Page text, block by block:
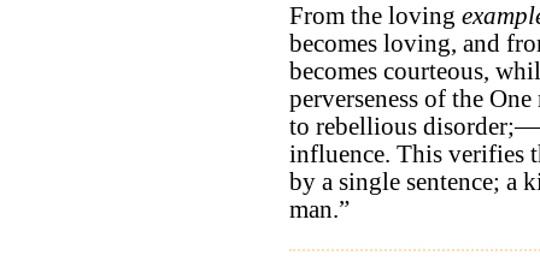
From the loving
becomes loving, and
becomes courteous,
perverseness of the
to rebellious disorder;—
influence. This verifies
by a single sentence; a
man.”